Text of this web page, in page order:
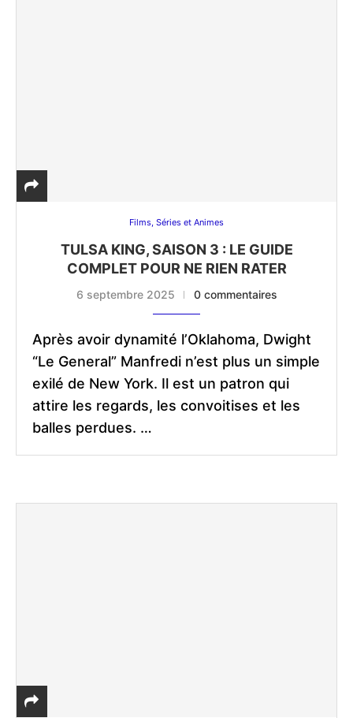
Films, Séries et Animes
TULSA KING, SAISON 3 : LE GUIDE
COMPLET POUR NE RIEN RATER
6 septembre 2025 0 commentaires
Après avoir dynamité l’Oklahoma, Dwight
“Le General” Manfredi n’est plus un simple
exilé de New York. Il est un patron qui
attire les regards, les convoitises et les
balles perdues. …